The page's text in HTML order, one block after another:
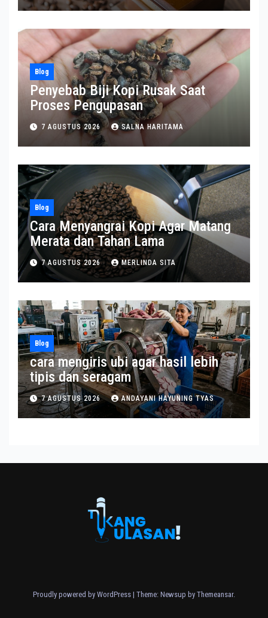
Blog
Penyebab Biji Kopi Rusak Saat
Proses Pengupasan
7 AGUSTUS 2026 SALNA HARITAMA
Blog
Cara Menyangrai Kopi Agar Matang
Merata dan Tahan Lama
7 AGUSTUS 2026 MERLINDA SITA
Blog
cara mengiris ubi agar hasil lebih
tipis dan seragam
7 AGUSTUS 2026 ANDAYANI HAYUNING TYAS
Proudly powered by WordPress | Theme: Newsup by Themeansar.